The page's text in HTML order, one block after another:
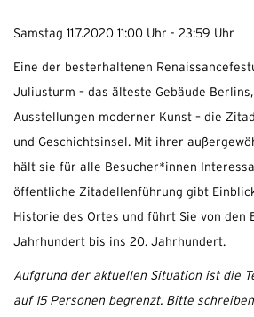
Samstag 11.7.2020 11:00 Uhr - 23:59 Uhr
Eine der besterhaltenen
Juliusturm – das älteste Gebäude Berlins,
Ausstellungen moderner Kunst – die
und Geschichtsinsel. Mit ihrer
hält sie für alle Besucher*innen
öffentliche Zitadellenführung gibt
Historie des Ortes und führt Sie von den
Jahrhundert bis ins 20. Jahrhundert.
Aufgrund der aktuellen Situation ist die
auf 15 Personen begrenzt. Bitte